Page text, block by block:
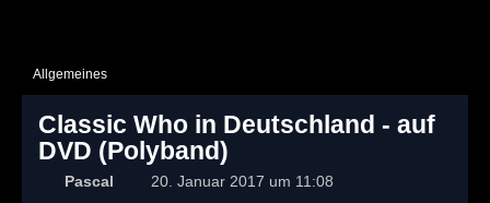
Allgemeines
Classic Who in Deutschland - auf
DVD (Polyband)
Pascal 20. Januar 2017 um 11:08